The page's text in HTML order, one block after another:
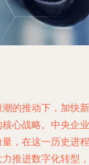
的推动下，加快新
心战略。中央企业
，在这一历史进程
推进数字化转型，